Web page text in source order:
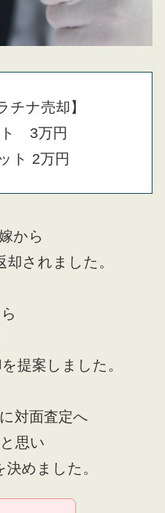
チナ売却】
ト 3万円
ト 2万円
から
されました。
提案しました。
対面査定へ
思い
めました。